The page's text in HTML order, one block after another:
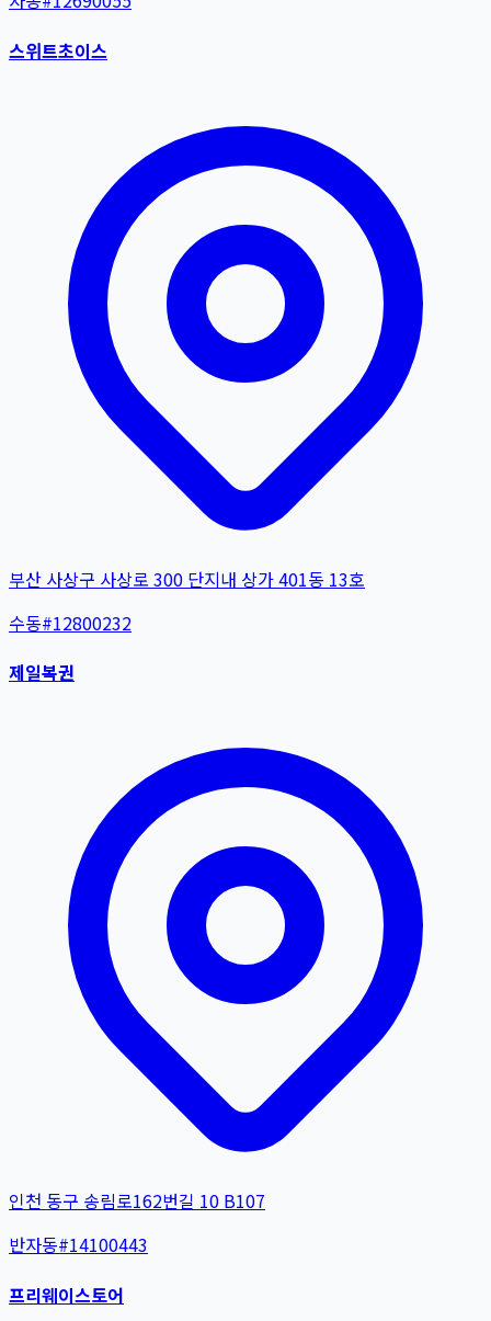
스위트초이스
부산 사상구 사상로 300 단지내 상가 401동 13호
수동#12800232
제일복권
인천 동구 송림로162번길 10 B107
반자동#14100443
프리웨이스토어